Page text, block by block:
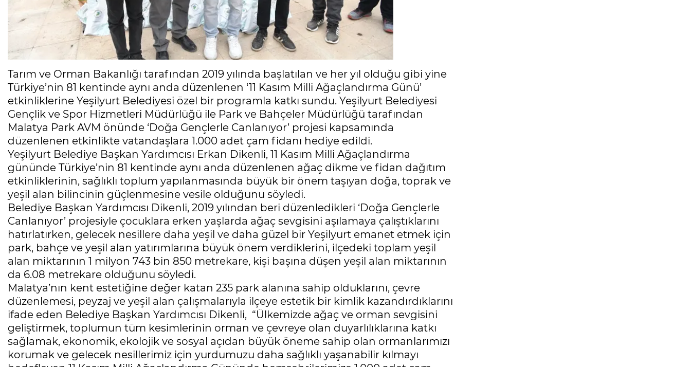
Tarım ve Orman Bakanlığı tarafından 2019 yılında başlatılan ve her yıl olduğu gibi yine
Türkiye’nin 81 kentinde aynı anda düzenlenen ‘11 Kasım Milli Ağaçlandırma Günü’
etkinliklerine Yeşilyurt Belediyesi özel bir programla katkı sundu. Yeşilyurt Belediyesi
Gençlik ve Spor Hizmetleri Müdürlüğü ile Park ve Bahçeler Müdürlüğü tarafından
Malatya Park AVM önünde ‘Doğa Gençlerle Canlanıyor’ projesi kapsamında
düzenlenen etkinlikte vatandaşlara 1.000 adet çam fidanı hediye edildi.
Yeşilyurt Belediye Başkan Yardımcısı Erkan Dikenli, 11 Kasım Milli Ağaçlandırma
gününde Türkiye’nin 81 kentinde aynı anda düzenlenen ağaç dikme ve fidan dağıtım
etkinliklerinin, sağlıklı toplum yapılanmasında büyük bir önem taşıyan doğa, toprak ve
yeşil alan bilincinin güçlenmesine vesile olduğunu söyledi.
Belediye Başkan Yardımcısı Dikenli, 2019 yılından beri düzenledikleri ‘Doğa Gençlerle
Canlanıyor’ projesiyle çocuklara erken yaşlarda ağaç sevgisini aşılamaya çalıştıklarını
hatırlatırken, gelecek nesillere daha yeşil ve daha güzel bir Yeşilyurt emanet etmek için
park, bahçe ve yeşil alan yatırımlarına büyük önem verdiklerini, ilçedeki toplam yeşil
alan miktarının 1 milyon 743 bin 850 metrekare, kişi başına düşen yeşil alan miktarının
da 6.08 metrekare olduğunu söyledi.
Malatya’nın kent estetiğine değer katan 235 park alanına sahip olduklarını, çevre
düzenlemesi, peyzaj ve yeşil alan çalışmalarıyla ilçeye estetik bir kimlik kazandırdıklarını
ifade eden Belediye Başkan Yardımcısı Dikenli, “Ülkemizde ağaç ve orman sevgisini
geliştirmek, toplumun tüm kesimlerinin orman ve çevreye olan duyarlılıklarına katkı
sağlamak, ekonomik, ekolojik ve sosyal açıdan büyük öneme sahip olan ormanlarımızı
korumak ve gelecek nesillerimiz için yurdumuzu daha sağlıklı yaşanabilir kılmayı